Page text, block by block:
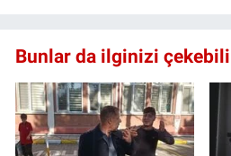
Bunlar da ilginizi